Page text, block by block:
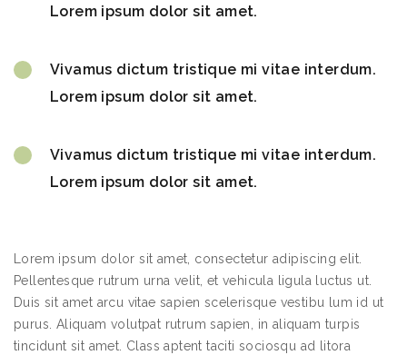
Lorem ipsum dolor sit amet.
Vivamus dictum tristique mi vitae interdum.
Lorem ipsum dolor sit amet.
Vivamus dictum tristique mi vitae interdum.
Lorem ipsum dolor sit amet.
Lorem ipsum dolor sit amet, consectetur adipiscing elit.
Pellentesque rutrum urna velit, et vehicula ligula luctus ut.
Duis sit amet arcu vitae sapien scelerisque vestibu lum id ut
purus. Aliquam volutpat rutrum sapien, in aliquam turpis
tincidunt sit amet. Class aptent taciti sociosqu ad litora